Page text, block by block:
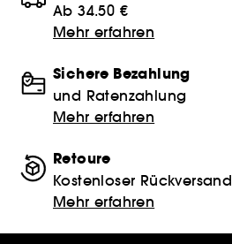
Ab 34.50 €
Mehr erfahren
Sichere Bezahlung
und Ratenzahlung
Mehr erfahren
Retoure
Kostenloser Rückversand
Mehr erfahren